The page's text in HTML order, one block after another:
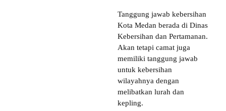
Tanggung jawab kebersihan
Kota Medan berada di Dinas
Kebersihan dan Pertamanan.
Akan tetapi camat juga
memiliki tanggung jawab
untuk kebersihan
wilayahnya dengan
melibatkan lurah dan
kepling.